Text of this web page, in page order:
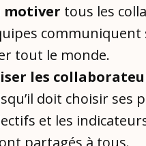
motiver tous les
tout le monde.
les
doit choisir ses
et les